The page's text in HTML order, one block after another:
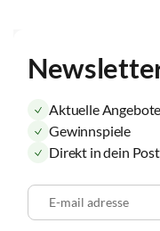
Aktuelle
Gewinnspiele
Direkt in dein
E-mail adresse